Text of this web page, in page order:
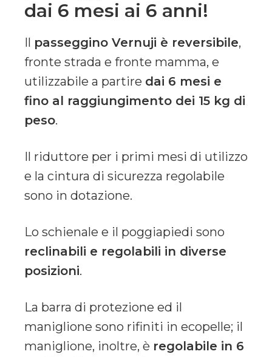
dai 6 mesi ai 6 anni!
Il passeggino Vernuji è reversibile,
fronte strada e fronte mamma, e
utilizzabile a partire dai 6 mesi e
fino al raggiungimento dei 15 kg di
peso.
Il riduttore per i primi mesi di utilizzo
e la cintura di sicurezza regolabile
sono in dotazione.
Lo schienale e il poggiapiedi sono
reclinabili e regolabili in diverse
posizioni.
La barra di protezione ed il
maniglione sono rifiniti in ecopelle; il
maniglione, inoltre, è regolabile in 6